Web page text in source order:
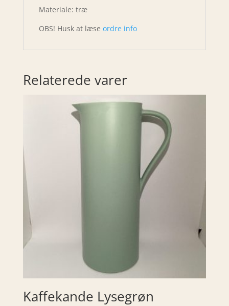
Materiale: træ
OBS! Husk at læse ordre info
Relaterede varer
Kaffekande Lysegrøn